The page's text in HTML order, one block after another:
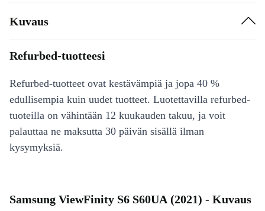
Kuvaus
Refurbed-tuotteesi
Refurbed-tuotteet ovat kestävämpiä ja jopa 40 %
edullisempia kuin uudet tuotteet. Luotettavilla refurbed-
tuoteilla on vähintään 12 kuukauden takuu, ja voit
palauttaa ne maksutta 30 päivän sisällä ilman
kysymyksiä.
Samsung ViewFinity S6 S60UA (2021) - Kuvaus